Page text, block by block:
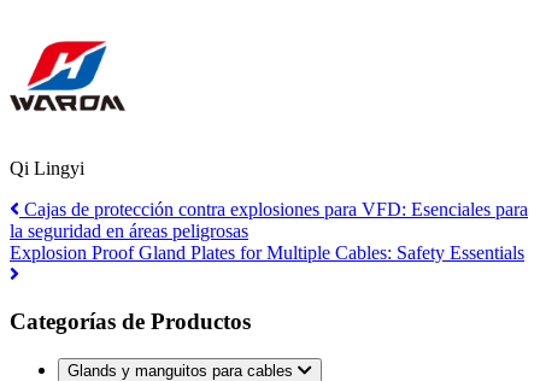
Qi Lingyi
Cajas de protección contra explosiones para VFD: Esenciales para
la seguridad en áreas peligrosas
Explosion Proof Gland Plates for Multiple Cables: Safety Essentials
Categorías de Productos
Glands y manguitos para cables